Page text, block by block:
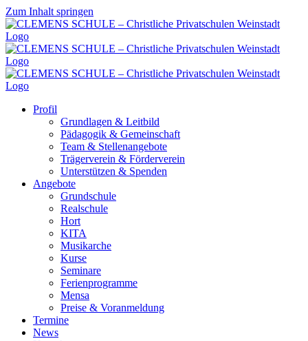
Zum Inhalt springen
Profil
Grundlagen & Leitbild
Pädagogik & Gemeinschaft
Team & Stellenangebote
Trägerverein & Förderverein
Unterstützen & Spenden
Angebote
Grundschule
Realschule
Hort
KITA
Musikarche
Kurse
Seminare
Ferienprogramme
Mensa
Preise & Voranmeldung
Termine
News